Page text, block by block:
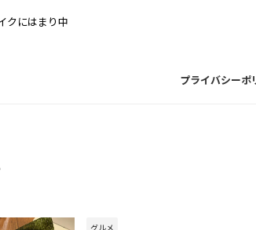
クにはまり中
プライバシーポ
グルメ